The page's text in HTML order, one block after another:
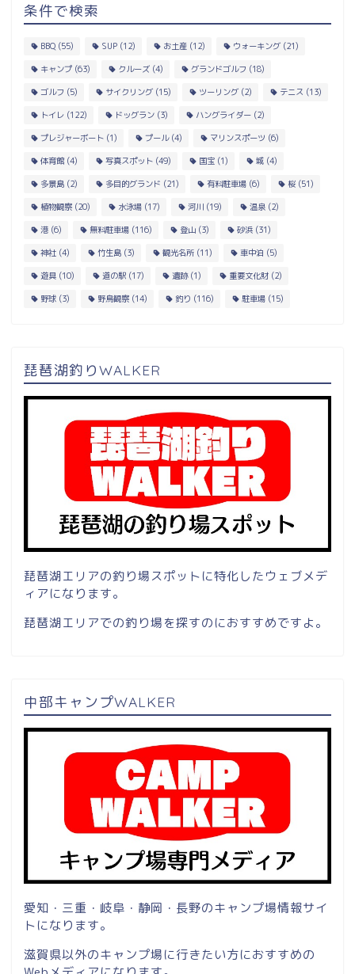
条件で検索
BBQ (55) SUP (12) お土産 (12) ウォーキング (21)
キャンプ (63) クルーズ (4) グランドゴルフ (18)
ゴルフ (5) サイクリング (15) ツーリング (2) テニス (13)
トイレ (122) ドッグラン (3) ハングライダー (2)
プレジャーボート (1) プール(4) マリンスポーツ (6)
体育館 (4) 写真スポット (49) 国宝 (1) 城 (4)
多景島 (2) 多目的グランド (21) 有料駐車場 (6) 桜 (51)
植物観察 (20) 水泳場 (17) 河川 (19) 温泉 (2)
港 (6) 無料駐車場 (116) 登山 (3) 砂浜 (31)
神社 (4) 竹生島 (3) 観光名所 (11) 車中泊 (5)
遊具 (10) 道の駅 (17) 遺跡(1) 重要文化財 (2)
野球 (3) 野鳥観察 (14) 釣り (116) 駐車場 (15)
琵琶湖釣りWALKER
琵琶湖エリアの釣り場スポットに特化したウェブメデ
ィアになります。
琵琶湖エリアでの釣り場を探すのにおすすめですよ。
中部キャンプWALKER
愛知・三重・岐阜・静岡・長野のキャンプ場情報サイ
トになります。
滋賀県以外のキャンプ場に行きたい方におすすめの